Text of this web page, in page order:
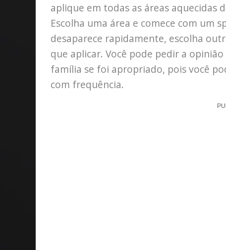
aplique em todas as áreas
Escolha uma área e comece com um
desaparece rapidamente, escolha
que aplicar. Você pode pedir a
família se foi apropriado, pois você
com frequência.